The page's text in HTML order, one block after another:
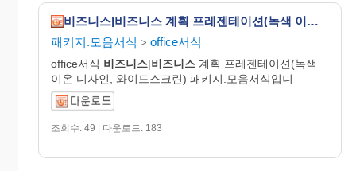
비즈니스|비즈니스 계획 프레젠테이션(녹색 이온 디자인, 와이드스크린)
패키지.모음서식 > office서식
office서식 비즈니스|비즈니스 계획 프레젠테이션(녹색
이온 디자인, 와이드스크린) 패키지.모음서식입니
조회수: 49 | 다운로드: 183